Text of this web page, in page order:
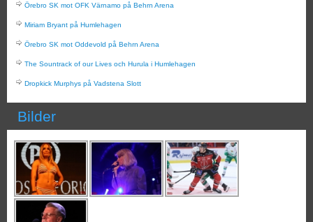
Örebro SK mot OFK Värnamo på Behrn Arena
Miriam Bryant på Humlehagen
Örebro SK mot Oddevold på Behrn Arena
The Sountrack of our Lives och Hurula i Humlehagen
Dropkick Murphys på Vadstena Slott
Bilder